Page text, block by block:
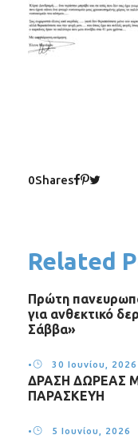
0Shares
Related
Πρώτη
για ανθεκτικό
Σάββα»
• 30 Ιουνίου, 2026
ΔΡΑΣΗ ΔΩΡΕΑΣ
ΠΑΡΑΣΚΕΥΗ
• 5 Ιουνίου, 2026